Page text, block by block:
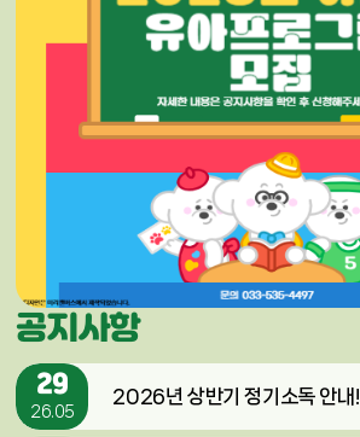
공지사항
29
26.05
2026년 상반기 정기소독 안내!